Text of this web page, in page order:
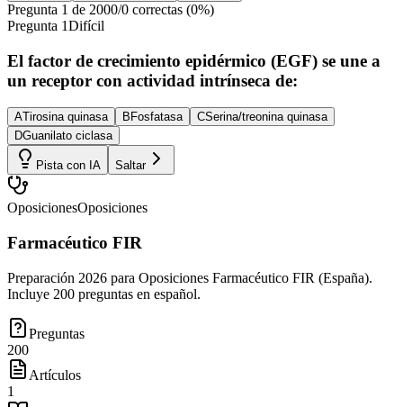
Pregunta 1 de 2000/0 correctas (0%)
Pregunta 1Difícil
El factor de crecimiento epidérmico (EGF) se une a
un receptor con actividad intrínseca de:
ATirosina quinasa B Fosfatasa CSerina/treonina quinasa
DGuanilato ciclasa
Pista con IA Saltar
OposicionesOposiciones
Farmacéutico FIR
Preparación 2026 para Oposiciones Farmacéutico FIR (España).
Incluye 200 preguntas en español.
Preguntas
200
Artículos
1